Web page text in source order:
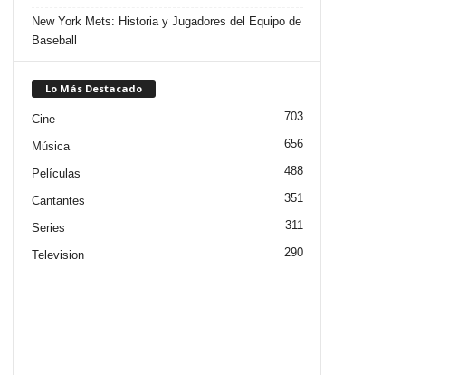
New York Mets: Historia y Jugadores del Equipo de
Baseball
Lo Más Destacado
Cine 703
Música 656
Películas 488
Cantantes 351
Series 311
Television 290